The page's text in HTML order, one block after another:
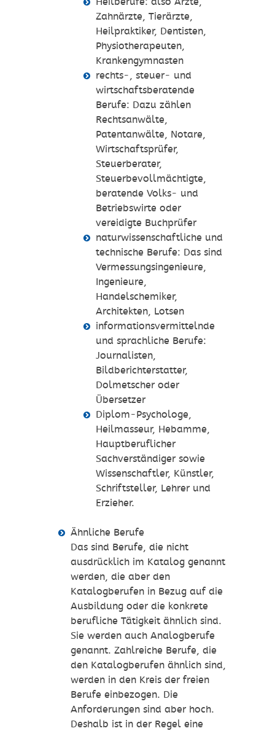
Zahnärzte, Tierärzte,
Heilpraktiker, Dentisten,
Physiotherapeuten,
Krankengymnasten
rechts-, steuer- und
wirtschaftsberatende
Berufe: Dazu zählen
Rechtsanwälte,
Patentanwälte, Notare,
Wirtschaftsprüfer,
Steuerberater,
Steuerbevollmächtigte,
beratende Volks- und
Betriebswirte oder
vereidigte Buchprüfer
naturwissenschaftliche und
technische Berufe: Das sind
Vermessungsingenieure,
Ingenieure,
Handelschemiker,
Architekten, Lotsen
informationsvermittelnde
und sprachliche Berufe:
Journalisten,
Bildberichterstatter,
Dolmetscher oder
Übersetzer
Diplom-Psychologe,
Heilmasseur, Hebamme,
Hauptberuflicher
Sachverständiger sowie
Wissenschaftler, Künstler,
Schriftsteller, Lehrer und
Erzieher.
Ähnliche Berufe
Das sind Berufe, die nicht
ausdrücklich im Katalog genannt
werden, die aber den
Katalogberufen in Bezug auf die
Ausbildung oder die konkrete
berufliche Tätigkeit ähnlich sind.
Sie werden auch Analogberufe
genannt. Zahlreiche Berufe, die
den Katalogberufen ähnlich sind,
werden in den Kreis der freien
Berufe einbezogen. Die
Anforderungen sind aber hoch.
Deshalb ist in der Regel eine